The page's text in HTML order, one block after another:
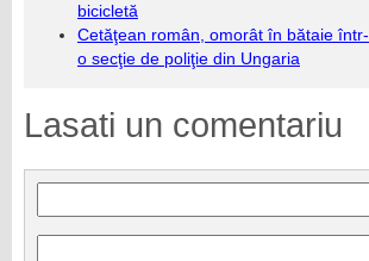
bicicletă
Cetăţean român, omorât în bătaie într-
o secţie de poliţie din Ungaria
Lasati un comentariu